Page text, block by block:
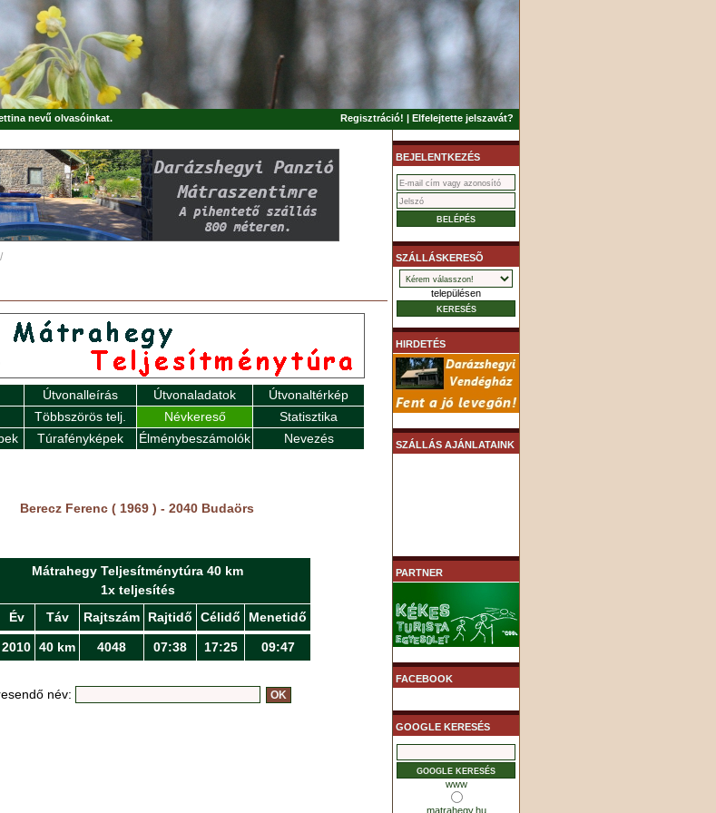
nevű olvasóinkat. Regisztráció! | Elfelejtette jelszavát?
/
Útvonalleírás Útvonaladatok
Útvonaltérkép
Többszörös telj. Névkereső
Statisztika
Túrafényképek Élménybeszámolók Nevezés
Berecz Ferenc ( 1969 ) - 2040 Budaörs
Mátrahegy Teljesítménytúra 40 km
1x teljesítés
Év Táv Rajtszám Rajtidő Célidő Menetidő
2010 40 km 4048 07:38 17:25 09:47
név:
BEJELENTKEZÉS
SZÁLLÁSKERESÕ
településen
HIRDETÉS
SZÁLLÁS AJÁNLATAINK
PARTNER
FACEBOOK
GOOGLE KERESÉS
www
matrahegy.hu